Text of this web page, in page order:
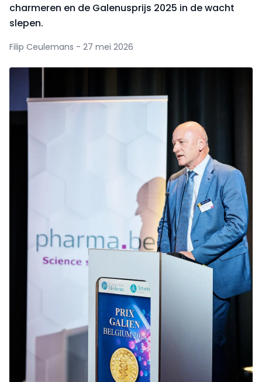
charmeren en de Galenusprijs 2025 in de wacht
slepen.
Filip Ceulemans - 27 mei 2026